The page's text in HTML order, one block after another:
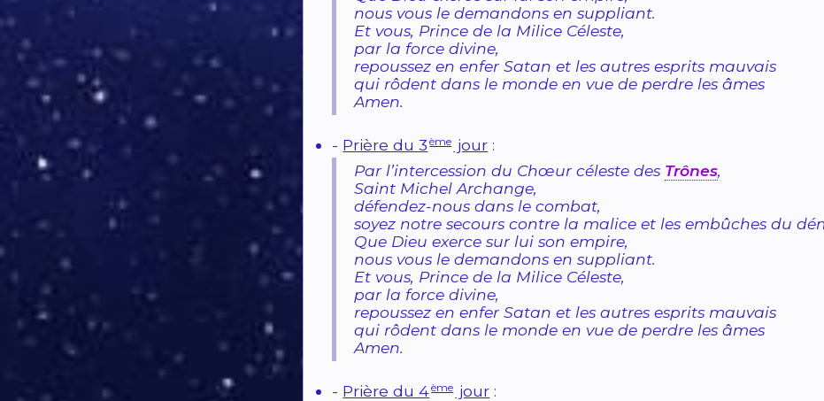
nous vous le demandons en suppliant.
Et vous, Prince de la Milice Céleste,
par la force divine,
repoussez en enfer Satan et les autres esprits mauvais
qui rôdent dans le monde en vue de perdre les âmes
Amen.
- Prière du 3 ème jour :
Par l’intercession du Chœur céleste des Trônes,
Saint Michel Archange,
défendez-nous dans le combat,
soyez notre secours contre la malice et les embûches du
Que Dieu exerce sur lui son empire,
nous vous le demandons en suppliant.
Et vous, Prince de la Milice Céleste,
par la force divine,
repoussez en enfer Satan et les autres esprits mauvais
qui rôdent dans le monde en vue de perdre les âmes
Amen.
- Prière du 4ème jour :